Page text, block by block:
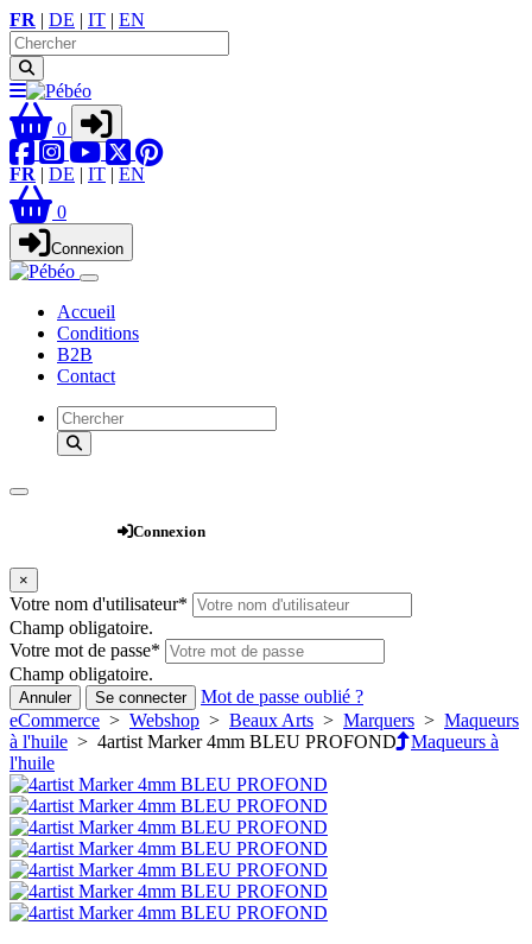
FR | DE | IT | EN
0
FR | DE | IT | EN
0
Connexion
Accueil
Conditions
B2B
Contact
Connexion
×
Votre nom d'utilisateur*
Champ obligatoire.
Votre mot de passe*
Champ obligatoire.
Annuler Se connecter
Mot de passe oublié ?
eCommerce > Webshop > Beaux Arts > Marquers > Maqueurs
à l'huile > 4artist Marker 4mm BLEU PROFOND
Maqueurs à
l'huile